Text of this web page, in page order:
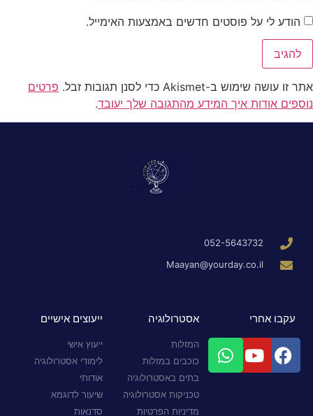
הודע לי על פוסטים חדשים באמצעות האימייל.
אתר זו עושה שימוש ב-Akismet כדי לסנן תגובות זבל.
פרטים
נוספים אודות איך המידע מהתגובה שלך יעובד.
052-5643732
Maayan@yourday.co.il
עקבו אחרי אסטרולוגיה
המזלות
כוכבים במזלות
בתים באסטרולוגיה
טכניקות אסטרולוגיה
מדיניות הפרטיות
ייעוצים אישיים
ייעוץ אישי
לימודי אסטרולוגיה
אודותי
שיעור לדוגמא
סדנאות